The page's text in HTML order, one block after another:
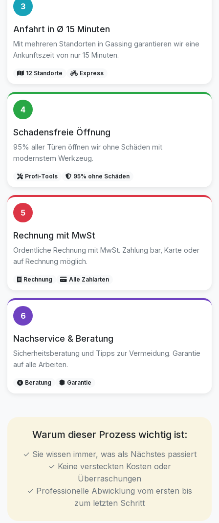
3
Anfahrt in Ø 15 Minuten
Mit mehreren Standorten in Gassing garantieren wir eine
Ankunftszeit von nur 15 Minuten.
12 Standorte Express
4
Schadensfreie Öffnung
95% aller Türen öffnen wir ohne Schäden mit
modernstem Werkzeug.
Profi-Tools 95% ohne Schäden
5
Rechnung mit MwSt
Ordentliche Rechnung mit MwSt. Zahlung bar, Karte oder
auf Rechnung möglich.
Rechnung Alle Zahlarten
6
Nachservice & Beratung
Sicherheitsberatung und Tipps zur Vermeidung. Garantie
auf alle Arbeiten.
Beratung Garantie
Warum dieser Prozess wichtig ist:
✓ Sie wissen immer, was als Nächstes passiert
✓ Keine versteckten Kosten oder
Überraschungen
✓ Professionelle Abwicklung vom ersten bis
zum letzten Schritt